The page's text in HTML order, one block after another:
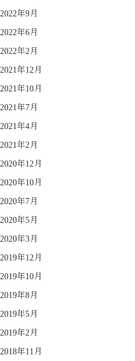
2022年9月
2022年6月
2022年2月
2021年12月
2021年10月
2021年7月
2021年4月
2021年2月
2020年12月
2020年10月
2020年7月
2020年5月
2020年3月
2019年12月
2019年10月
2019年8月
2019年5月
2019年2月
2018年11月